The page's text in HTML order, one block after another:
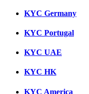
KYC Germany
KYC Portugal
KYC UAE
KYC HK
KYC America